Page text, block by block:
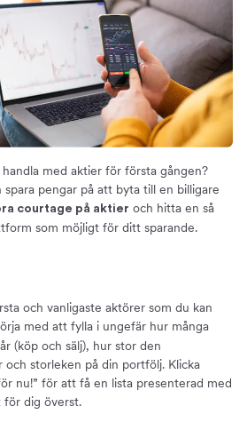
du spara
courtaget
eller fondkommissionär
(ISK), kapitalförsäkring (KF)
för aktiehandel på nätet
till
framgångsrikt aktiesparande
jämföra courtage på Compricer
med aktier för första gången?
spara pengar på att byta till en billigare
courtage på aktier och hitta en så
som möjligt för ditt sparande.
och vanligaste aktörer som du kan
med att fylla i ungefär hur många
(köp och sälj), hur stor den
och storleken på din portfölj. Klicka
nu!” för att få en lista presenterad med
för dig överst.